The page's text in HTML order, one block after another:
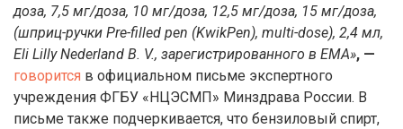
доза, 7,5 мг/доза, 10 мг/доза, 12,5 мг/доза, 15 мг/доза,
(шприц-ручки Pre-filled pen (KwikPen), multi-dose), 2,4 мл,
Eli Lilly Nederland B. V., зарегистрированного в EMA», —
говорится в официальном письме экспертного
учреждения ФГБУ «НЦЭСМП» Минздрава России. В
письме также подчеркивается, что бензиловый спирт,